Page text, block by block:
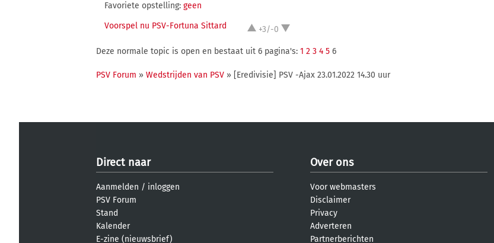
Favoriete opstelling: geen
Voorspel nu PSV-Fortuna Sittard
+3/-0
Deze normale topic is open en bestaat uit 6 pagina's: 1 2 3 4 5 6
PSV Forum » Wedstrijden van PSV » [Eredivisie] PSV -Ajax 23.01.2022 14.30 uur
Direct naar
Aanmelden / inloggen
PSV Forum
Stand
Kalender
E-zine (nieuwsbrief)
Over ons
Voor webmasters
Disclaimer
Privacy
Adverteren
Partnerberichten